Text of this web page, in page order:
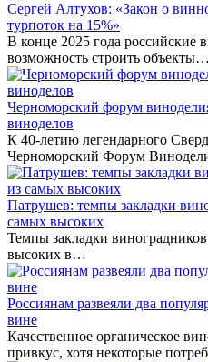
Сергей Алтухов: «Закон о
турпоток на 15%»
В конце 2025 года российские
возможность строить объекты…
Черноморский форум
виноделов
К 40-летию легендарного
Черноморский Форум
Патрушев: темпы закладки
самых высоких
Темпы закладки
высоких в…
Россиянам развеяли два
вине
Качественное органическое
привкус, хотя некоторые